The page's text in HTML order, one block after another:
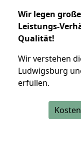
Wir legen
Leistungs-
Qualität!
Wir verstehen
Ludwigsburg
erfüllen.